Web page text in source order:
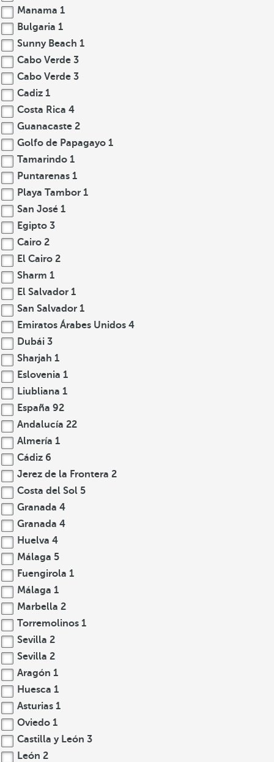
Manama 1
Bulgaria 1
Sunny Beach 1
Cabo Verde 3
Cabo Verde 3
Cadiz 1
Costa Rica 4
Guanacaste 2
Golfo de Papagayo 1
Tamarindo 1
Puntarenas 1
Playa Tambor 1
San José 1
Egipto 3
Cairo 2
El Cairo 2
Sharm 1
El Salvador 1
San Salvador 1
Emiratos Árabes Unidos 4
Dubái 3
Sharjah 1
Eslovenia 1
Liubliana 1
España 92
Andalucía 22
Almería 1
Cádiz 6
Jerez de la Frontera 2
Costa del Sol 5
Granada 4
Granada 4
Huelva 4
Málaga 5
Fuengirola 1
Málaga 1
Marbella 2
Torremolinos 1
Sevilla 2
Sevilla 2
Aragón 1
Huesca 1
Asturias 1
Oviedo 1
Castilla y León 3
León 2